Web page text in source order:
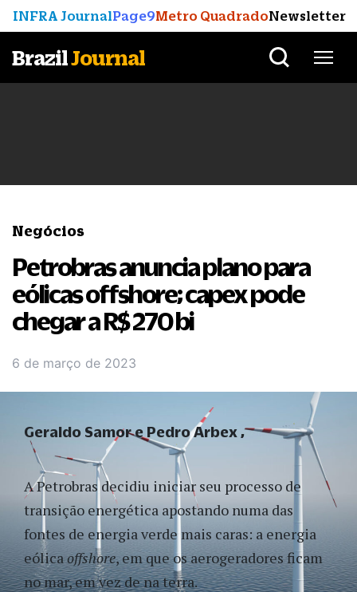
INFRA JournalPage9Metro QuadradoNewsletter
BrazilJournal
Negócios
Petrobras anuncia plano para
eólicas offshore; capex pode
chegar a R$ 270 bi
6 de março de 2023
A Petrobras decidiu iniciar seu processo de
transição energética apostando numa das
fontes de energia verde mais caras: a energia
eólicaoffshore, em que os aerogeradores ficam
no mar, em vez de na terra.
Geraldo Samor e Pedro Arbex